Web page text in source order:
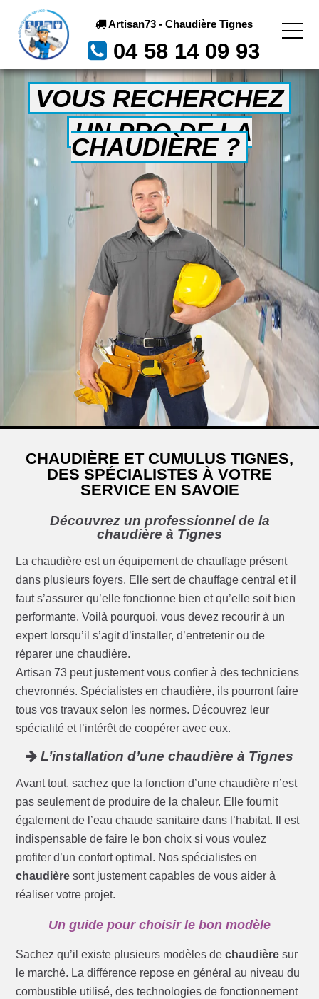
Artisan73 - Chaudière Tignes
04 58 14 09 93
VOUS RECHERCHEZ
UN PRO DE LA
CHAUDIÈRE ?
CHAUDIÈRE ET CUMULUS TIGNES,
DES SPÉCIALISTES À VOTRE
SERVICE EN SAVOIE
Découvrez un professionnel de la
chaudière à Tignes
La chaudière est un équipement de chauffage présent
dans plusieurs foyers. Elle sert de chauffage central et il
faut s’assurer qu’elle fonctionne bien et qu’elle soit bien
performante. Voilà pourquoi, vous devez recourir à un
expert lorsqu’il s’agit d’installer, d’entretenir ou de
réparer une chaudière.
Artisan 73 peut justement vous confier à des techniciens
chevronnés. Spécialistes en chaudière, ils pourront faire
tous vos travaux selon les normes. Découvrez leur
spécialité et l’intérêt de coopérer avec eux.
L’installation d’une chaudière à Tignes
Avant tout, sachez que la fonction d’une chaudière n’est
pas seulement de produire de la chaleur. Elle fournit
également de l’eau chaude sanitaire dans l’habitat. Il est
indispensable de faire le bon choix si vous voulez
profiter d’un confort optimal. Nos spécialistes en
chaudière sont justement capables de vous aider à
réaliser votre projet.
Un guide pour choisir le bon modèle
Sachez qu’il existe plusieurs modèles dechaudière sur
le marché. La différence repose en général au niveau du
combustible utilisé, des technologies de fonctionnement